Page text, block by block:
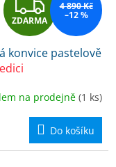
D
A
R
M
A
ZDARMA
4 890 Kč
–12 %
konvice pastelově
na prodejně (1 ks)
Do košíku